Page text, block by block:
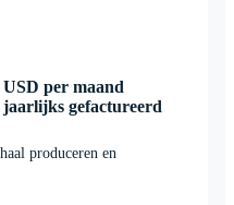
USD per maand
jaarlijks gefactureerd
produceren en